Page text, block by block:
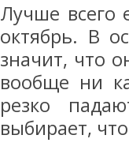
Лучше всего
октябрь. В
значит, что
вообще ни
резко
выбирает,